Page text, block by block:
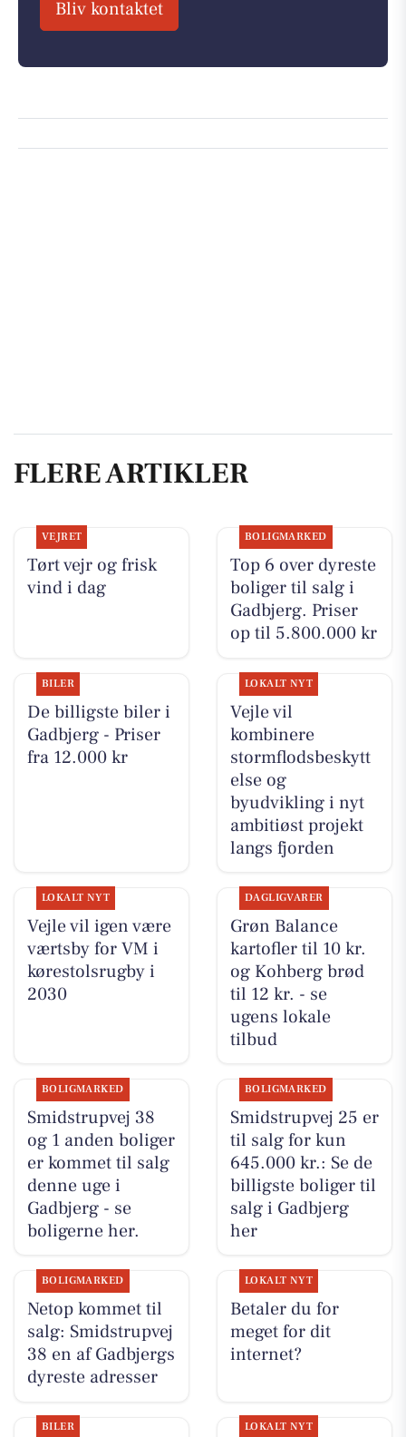
Bliv kontaktet
FLERE ARTIKLER
VEJRET
Tørt vejr og frisk
vind i dag
BOLIGMARKED
Top 6 over dyreste
boliger til salg i
Gadbjerg. Priser
op til 5.800.000 kr
BILER
De billigste biler i
Gadbjerg - Priser
fra 12.000 kr
LOKALT NYT
Vejle vil
kombinere
stormflodsbeskytt
else og
byudvikling i nyt
ambitiøst projekt
langs fjorden
LOKALT NYT
Vejle vil igen være
værtsby for VM i
kørestolsrugby i
2030
DAGLIGVARER
Grøn Balance
kartofler til 10 kr.
og Kohberg brød
til 12 kr. - se
ugens lokale
tilbud
BOLIGMARKED
Smidstrupvej 38
og 1 anden boliger
er kommet til salg
denne uge i
Gadbjerg - se
boligerne her.
BOLIGMARKED
Smidstrupvej 25 er
til salg for kun
645.000 kr.: Se de
billigste boliger til
salg i Gadbjerg
her
BOLIGMARKED
Netop kommet til
salg: Smidstrupvej
38 en af Gadbjergs
dyreste adresser
LOKALT NYT
Betaler du for
meget for dit
internet?
BILER LOKALT NYT